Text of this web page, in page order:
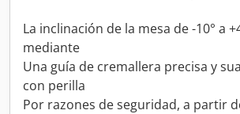
La inclinación de la mesa de -10° a
mediante
Una guía de cremallera precisa y
con perilla
Por razones de seguridad, a partir